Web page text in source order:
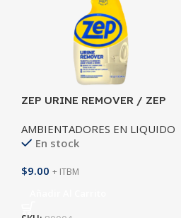
ZEP URINE REMOVER / ZEP
AMBIENTADORES EN LIQUIDO
En stock
$9.00 + ITBM